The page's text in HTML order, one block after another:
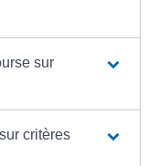
sur
critères